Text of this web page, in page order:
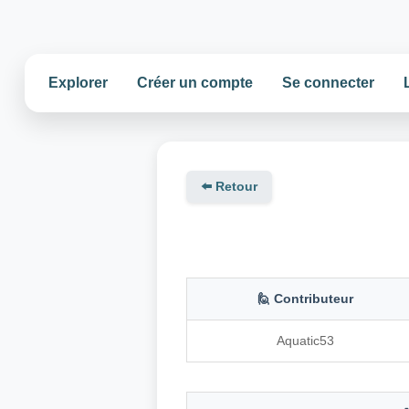
Explorer Créer un compte Se connecter
⬅️ Retour
🙋 Contributeur
Aquatic53